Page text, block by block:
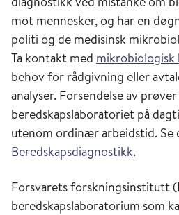
mot mennesker, og har en
politi og de medisinsk
Ta kontakt med mikrobiologisk
behov for rådgivning eller
analyser. Forsendelse av
beredskapslaboratoriet på
utenom ordinær arbeidstid. Se
Beredskapsdiagnostikk.
Forsvarets forskningsinstitutt
beredskapslaboratorium som